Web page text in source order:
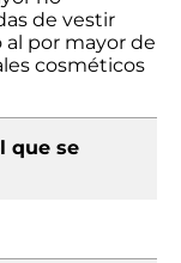
de vestir
por mayor de
cosméticos
que se